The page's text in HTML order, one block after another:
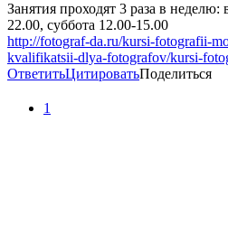
Занятия проходят 3 раза в неделю:
22.00, суббота 12.00-15.00
http://fotograf-da.ru/kursi-fotografii-
kvalifikatsii-dlya-fotografov/kursi-
ОтветитьЦитироватьПоделиться
1